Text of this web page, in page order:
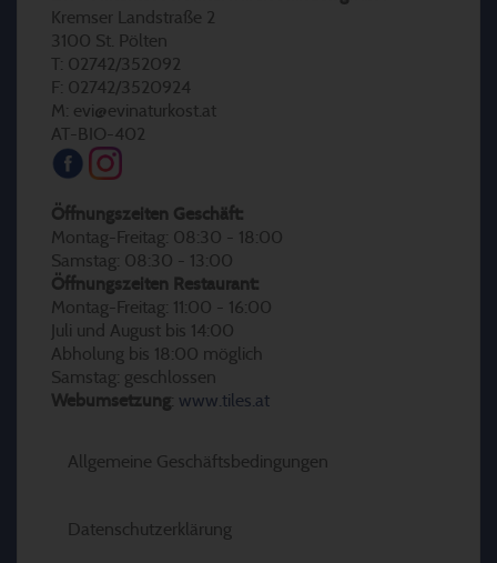
Kremser Landstraße 2
3100 St. Pölten
T: 02742/352092
F: 02742/3520924
M: evi@evinaturkost.at
AT-BIO-402
Öffnungszeiten Geschäft:
Montag-Freitag: 08:30 - 18:00
Samstag: 08:30 - 13:00
Öffnungszeiten Restaurant:
Montag-Freitag: 11:00 - 16:00
Juli und August bis 14:00
Abholung bis 18:00 möglich
Samstag: geschlossen
Webumsetzung: www.tiles.at
Allgemeine Geschäftsbedingungen
Datenschutzerklärung